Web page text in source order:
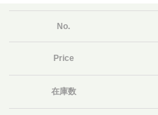
No.
Price
在庫数